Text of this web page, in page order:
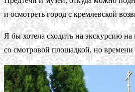
и осмотреть город с кремлевской
Я бы хотела сходить на экскурсию
со смотровой площадкой, но времени